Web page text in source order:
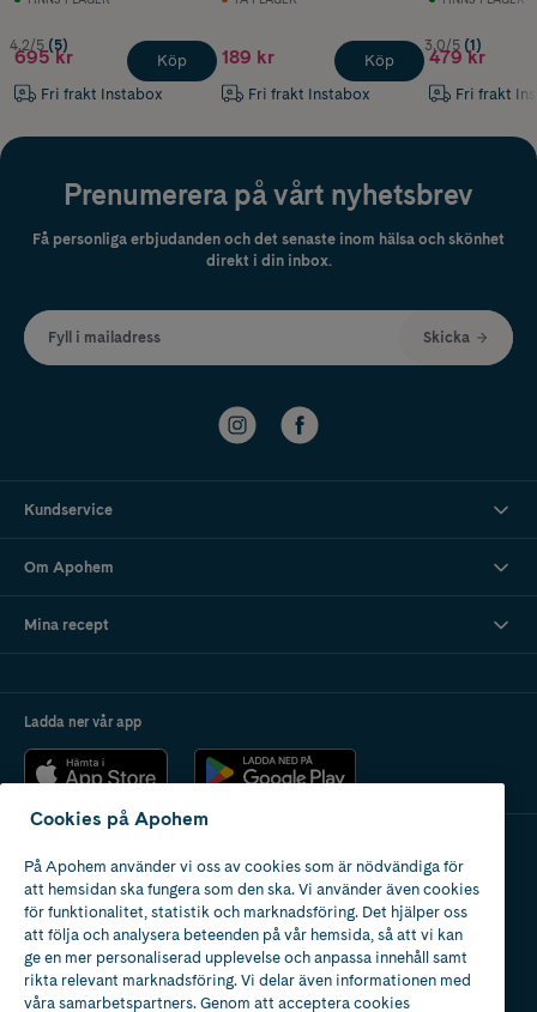
4.2/5 (5)
695 kr
Fri frakt Instabox
Köp 189 kr
Fri frakt Instabox
Köp
3.0/5 (1)
479 kr
Fri frakt
Prenumerera på vårt nyhetsbrev
Få personliga erbjudanden och det senaste inom hälsa och skönhet
direkt i din inbox.
Fyll i mailadress Skicka
Kundservice
Om Apohem
Mina recept
Ladda ner vår app
Apotek med tillstånd
av Läkemedelsverket
Cookies på Apohem
På Apohem använder vi oss av cookies som är nödvändiga för
att hemsidan ska fungera som den ska. Vi använder även cookies
för funktionalitet, statistik och marknadsföring. Det hjälper oss
att följa och analysera beteenden på vår hemsida, så att vi kan
ge en mer personaliserad upplevelse och anpassa innehåll samt
rikta relevant marknadsföring. Vi delar även informationen med
våra samarbetspartners. Genom att acceptera cookies